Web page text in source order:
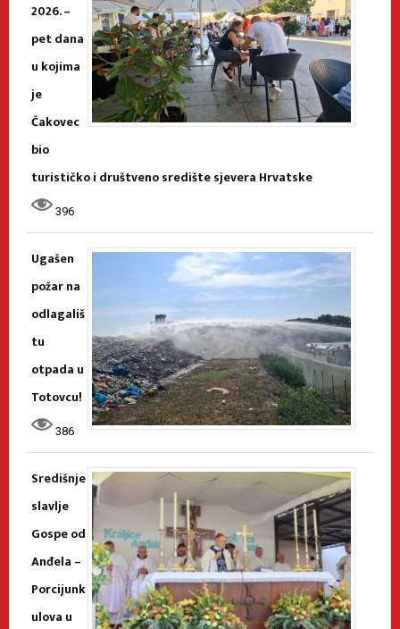
2026. –
pet dana
u kojima
je
Čakovec
bio
turističko i društveno središte sjevera Hrvatske
396
Ugašen
požar na
odlagališ
tu
otpada u
Totovcu!
386
Središnje
slavlje
Gospe od
Anđela –
Porcijunk
ulova u